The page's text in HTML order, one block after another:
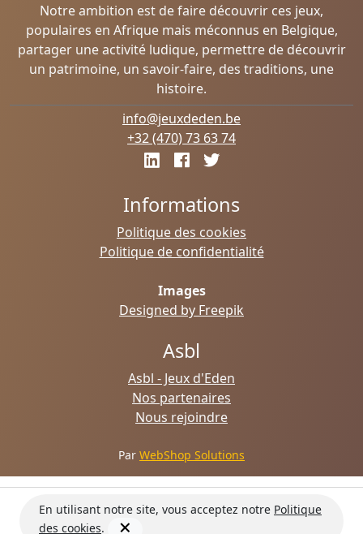
Notre ambition est de faire découvrir ces jeux,
populaires en Afrique mais méconnus en Belgique,
partager une activité ludique, permettre de découvrir
un patrimoine, un savoir-faire, des traditions, une
histoire.
info@jeuxdeden.be
+32 (470) 73 63 74
Informations
Politique des cookies
Politique de confidentialité
Images
Designed by Freepik
Asbl
Asbl - Jeux d'Eden
Nos partenaires
Nous rejoindre
Par WebShop Solutions
En utilisant notre site, vous acceptez notre Politique
des cookies.